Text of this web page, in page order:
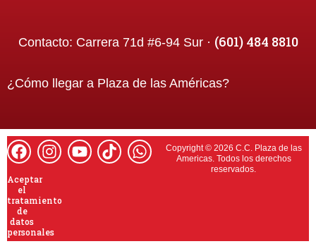
Contacto: Carrera 71d #6-94 Sur · (601) 484 8810
¿Cómo llegar a Plaza de las Américas?
Copyright © 2026 C.C. Plaza de las
Americas. Todos los derechos
reservados.
Aceptar
el
tratamiento
de
datos
personales